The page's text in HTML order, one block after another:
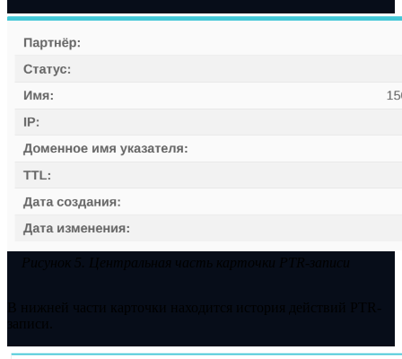
Рисунок 5. Центральная часть карточки PTR-записи
В нижней части карточки находится история действий PTR-
записи.